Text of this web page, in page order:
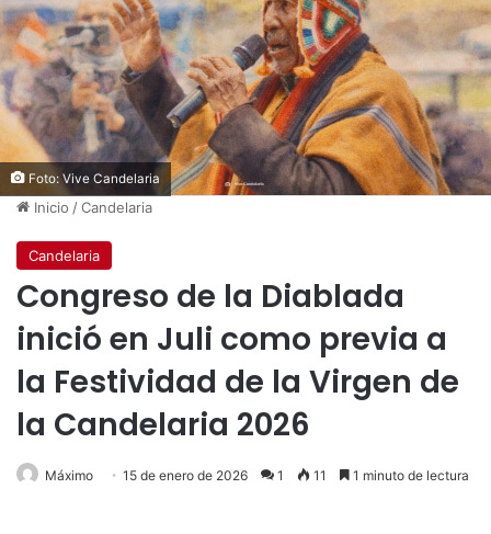
Foto: Vive Candelaria
Inicio /Candelaria
Candelaria
Congreso de la Diablada
inició en Juli como previa a
la Festividad de la Virgen de
la Candelaria 2026
Máximo 15 de enero de 2026 1 11 1 minuto de lectura